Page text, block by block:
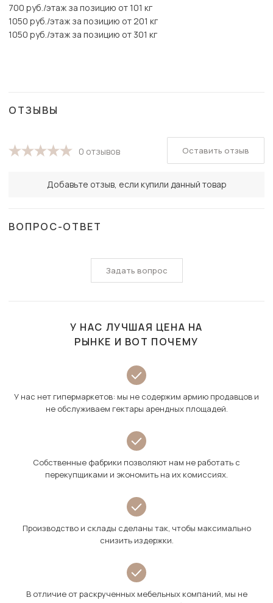
700 руб./этаж за позицию от 101 кг
1050 руб./этаж за позицию от 201 кг
1050 руб./этаж за позицию от 301 кг
ОТЗЫВЫ
0 отзывов
Добавьте отзыв, если купили данный товар
Оставить отзыв
ВОПРОС-ОТВЕТ
Задать вопрос
У НАС ЛУЧШАЯ ЦЕНА НА
РЫНКЕ И ВОТ ПОЧЕМУ
У нас нет гипермаркетов: мы не содержим армию продавцов и
не обслуживаем гектары арендных площадей.
Собственные фабрики позволяют нам не работать с
перекупщиками и экономить на их комиссиях.
Производство и склады сделаны так, чтобы максимально
снизить издержки.
В отличие от раскрученных мебельных компаний, мы не